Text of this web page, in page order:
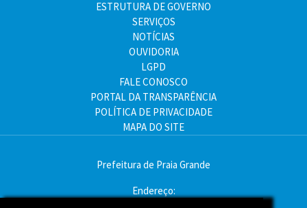
ESTRUTURA DE GOVERNO
SERVIÇOS
NOTÍCIAS
OUVIDORIA
LGPD
FALE CONOSCO
PORTAL DA TRANSPARÊNCIA
POLÍTICA DE PRIVACIDADE
MAPA DO SITE
Prefeitura de Praia Grande
Endereço: